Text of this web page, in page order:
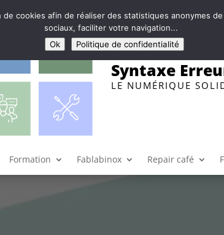
Syntaxe
LE NUMÉRIQUE
Formation Fablabinox Repair café
cookies afin de réaliser des statistiques anonymes
sociaux, faciliter votre navigation...
Ok
Politique de confidentialité